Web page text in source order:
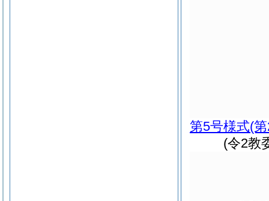
第5号様式(
(令2教